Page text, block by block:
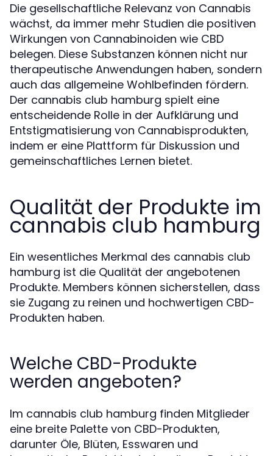
Die gesellschaftliche Relevanz von Cannabis
wächst, da immer mehr Studien die positiven
Wirkungen von Cannabinoiden wie CBD
belegen. Diese Substanzen können nicht nur
therapeutische Anwendungen haben, sondern
auch das allgemeine Wohlbefinden fördern.
Der cannabis club hamburg spielt eine
entscheidende Rolle in der Aufklärung und
Entstigmatisierung von Cannabisprodukten,
indem er eine Plattform für Diskussion und
gemeinschaftliches Lernen bietet.
Qualität der Produkte im
cannabis club hamburg
Ein wesentliches Merkmal des cannabis club
hamburg ist die Qualität der angebotenen
Produkte. Members können sicherstellen, dass
sie Zugang zu reinen und hochwertigen CBD-
Produkten haben.
Welche CBD-Produkte
werden angeboten?
Im cannabis club hamburg finden Mitglieder
eine breite Palette von CBD-Produkten,
darunter Öle, Blüten, Esswaren und